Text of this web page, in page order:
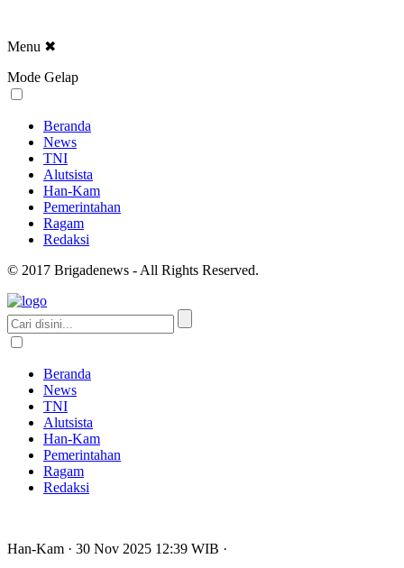
Menu ✖
Mode Gelap
Beranda
News
TNI
Alutsista
Han-Kam
Pemerintahan
Ragam
Redaksi
© 2017 Brigadenews - All Rights Reserved.
Beranda
News
TNI
Alutsista
Han-Kam
Pemerintahan
Ragam
Redaksi
Han-Kam · 30 Nov 2025 12:39 WIB ·